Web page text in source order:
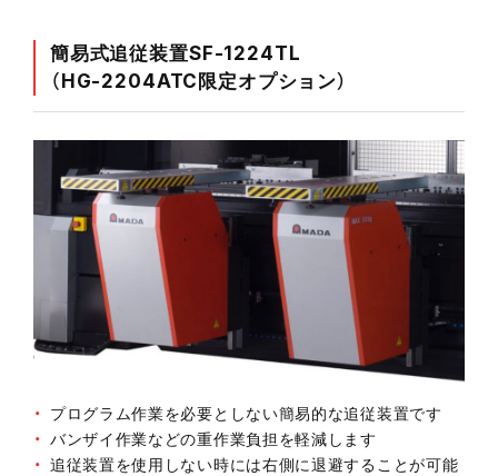
簡易式追従装置SF-1224TL
（HG-2204ATC限定オプション）
プログラム作業を必要としない簡易的な追従装置です
バンザイ作業などの重作業負担を軽減します
追従装置を使用しない時には右側に退避することが可能